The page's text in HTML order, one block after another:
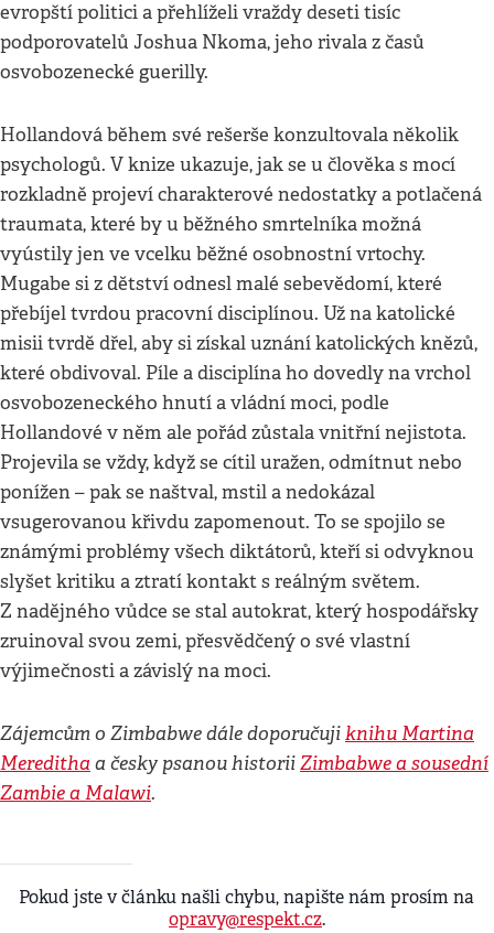
evropští politici a přehlíželi vraždy deseti tisíc
podporovatelů Joshua Nkoma, jeho rivala z časů
osvobozenecké guerilly.
Hollandová během své rešerše konzultovala několik
psychologů. V knize ukazuje, jak se u člověka s mocí
rozkladně projeví charakterové nedostatky a potlačená
traumata, které by u běžného smrtelníka možná
vyústily jen ve vcelku běžné osobnostní vrtochy.
Mugabe si z dětství odnesl malé sebevědomí, které
přebíjel tvrdou pracovní disciplínou. Už na katolické
misii tvrdě dřel, aby si získal uznání katolických knězů,
které obdivoval. Píle a disciplína ho dovedly na vrchol
osvobozeneckého hnutí a vládní moci, podle
Hollandové v něm ale pořád zůstala vnitřní nejistota.
Projevila se vždy, když se cítil uražen, odmítnut nebo
ponížen – pak se naštval, mstil a nedokázal
vsugerovanou křivdu zapomenout. To se spojilo se
známými problémy všech diktátorů, kteří si odvyknou
slyšet kritiku a ztratí kontakt s reálným světem.
Z nadějného vůdce se stal autokrat, který hospodářsky
zruinoval svou zemi, přesvědčený o své vlastní
výjimečnosti a závislý na moci.
Zájemcům o Zimbabwe dále doporučujiknihu Martina
Mereditha a česky psanou historiiZimbabwe a sousední
Zambie a Malawi.
Pokud jste v článku našli chybu, napište nám prosím na
opravy@respekt.cz.